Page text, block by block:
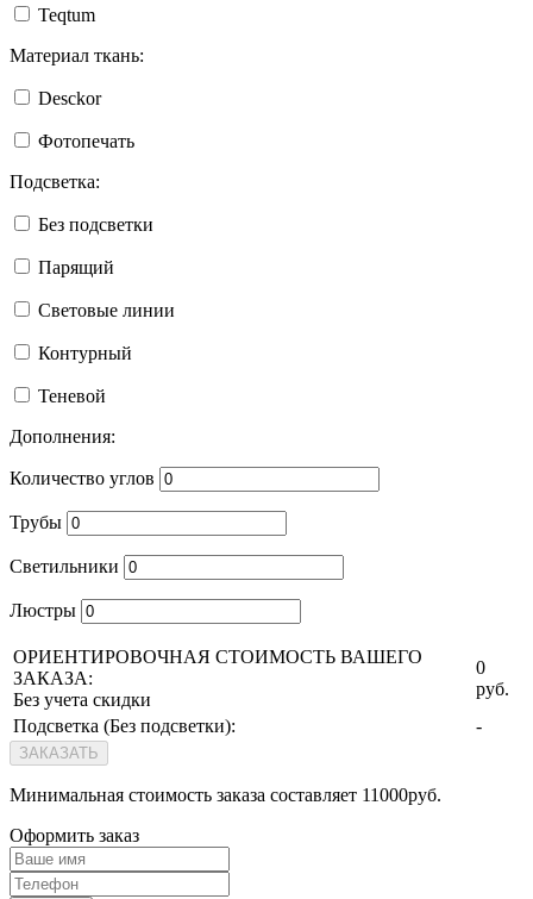
Teqtum
Материал ткань:
Desckor
Фотопечать
Подсветка:
Без подсветки
Парящий
Световые линии
Контурный
Теневой
Дополнения:
Количество углов
Трубы
Светильники
Люстры
ОРИЕНТИРОВОЧНАЯ СТОИМОСТЬ ВАШЕГО
ЗАКАЗА:
Без учета скидки
0
руб.
Подсветка (Без подсветки): -
ЗАКАЗАТЬ
Минимальная стоимость заказа составляет 11000руб.
Оформить заказ